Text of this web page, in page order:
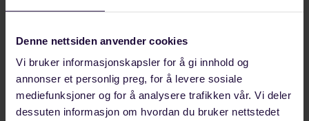
Denne nettsiden anvender cookies
Vi bruker informasjonskapsler for å gi innhold og
annonser et personlig preg, for å levere sosiale
mediefunksjoner og for å analysere trafikken vår. Vi deler
dessuten informasjon om hvordan du bruker nettstedet
mekling.
I helseforetakene gjennomføres egne
landsomfattende forhandlingsrunder (A1
og A2).